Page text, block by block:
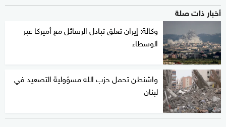
أخبار ذات صلة
وكالة: إيران تعلق تبادل الرسائل مع أميركا عبر
الوسطاء
واشنطن تحمل حزب الله مسؤولية التصعيد في
لبنان